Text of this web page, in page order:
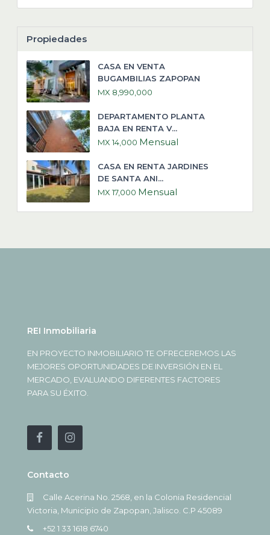
Propiedades
CASA EN VENTA
BUGAMBILIAS ZAPOPAN
MX 8,990,000
DEPARTAMENTO PLANTA
BAJA EN RENTA V...
MX 14,000 Mensual
CASA EN RENTA JARDINES
DE SANTA ANI...
MX 17,000 Mensual
REI Inmobiliaria
EN PROYECTO INMOBILIARIO TE OFRECEREMOS LAS
MEJORES OPORTUNIDADES DE INVERSIÓN EN EL
MERCADO, EVALUANDO DIFERENTES FACTORES
PARA SU ÉXITO.
Contacto
Calle Acerina No. 2568, en la Colonia Residencial
Victoria, Municipio de Zapopan, Jalisco. C.P 45089
+52 1 33 1618 6740